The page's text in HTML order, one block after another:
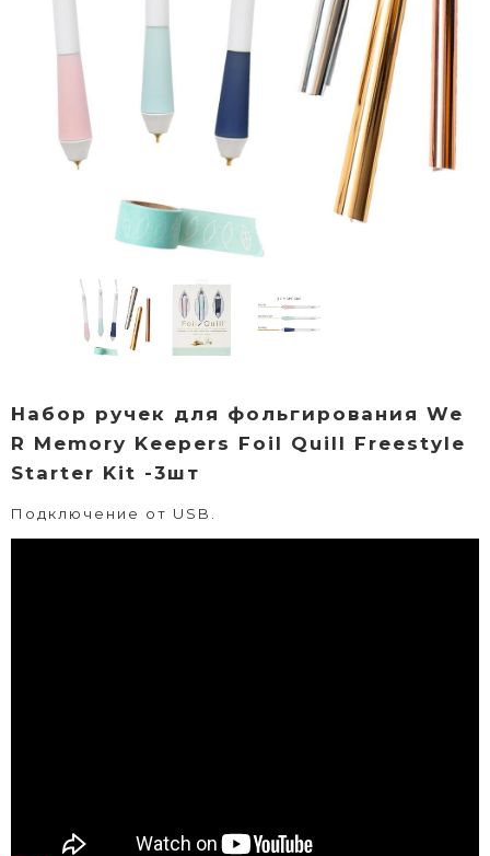
Набор ручек для фольгирования We
R Memory Keepers Foil Quill Freestyle
Starter Kit -3шт
Подключение от USB.